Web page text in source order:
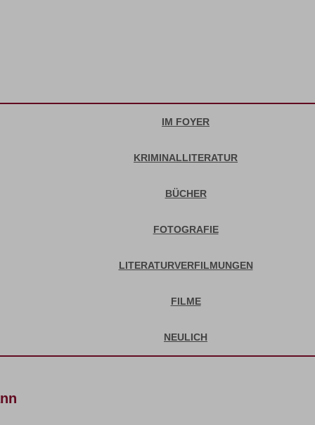
IM FOYER
KRIMINALLITERATUR
BÜCHER
FOTOGRAFIE
LITERATURVERFILMUNGEN
FILME
NEULICH